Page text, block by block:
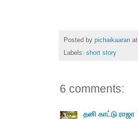
Posted by pichaikaaran at
Labels: short story
6 comments:
தனி காட்டு ராஜா